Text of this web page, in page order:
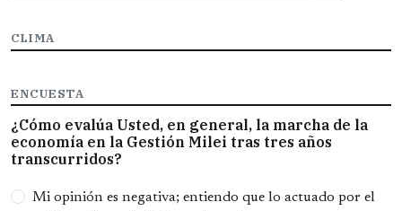
CLIMA
ENCUESTA
¿Cómo evalúa Usted, en general, la marcha de la
economía en la Gestión Milei tras tres años
transcurridos?
Opciones
Mi opinión es negativa; entiendo que lo actuado por el